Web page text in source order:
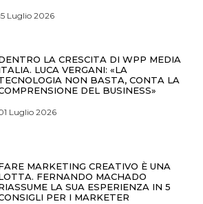
Luglio 2026
LA CRESCITA DI WPP MEDIA
LUCA VERGANI: «LA
NON BASTA, CONTA LA
DEL BUSINESS»
Luglio 2026
MARKETING CREATIVO È UNA
FERNANDO MACHADO
LA SUA ESPERIENZA IN 5
PER I MARKETER